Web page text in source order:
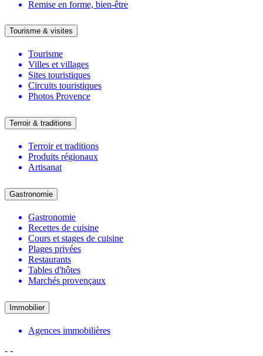
Remise en forme, bien-être
Tourisme & visites
Tourisme
Villes et villages
Sites touristiques
Circuits touristiques
Photos Provence
Terroir & traditions
Terroir et traditions
Produits régionaux
Artisanat
Gastronomie
Gastronomie
Recettes de cuisine
Cours et stages de cuisine
Plages privées
Restaurants
Tables d'hôtes
Marchés provençaux
Immobilier
Agences immobilières
- -